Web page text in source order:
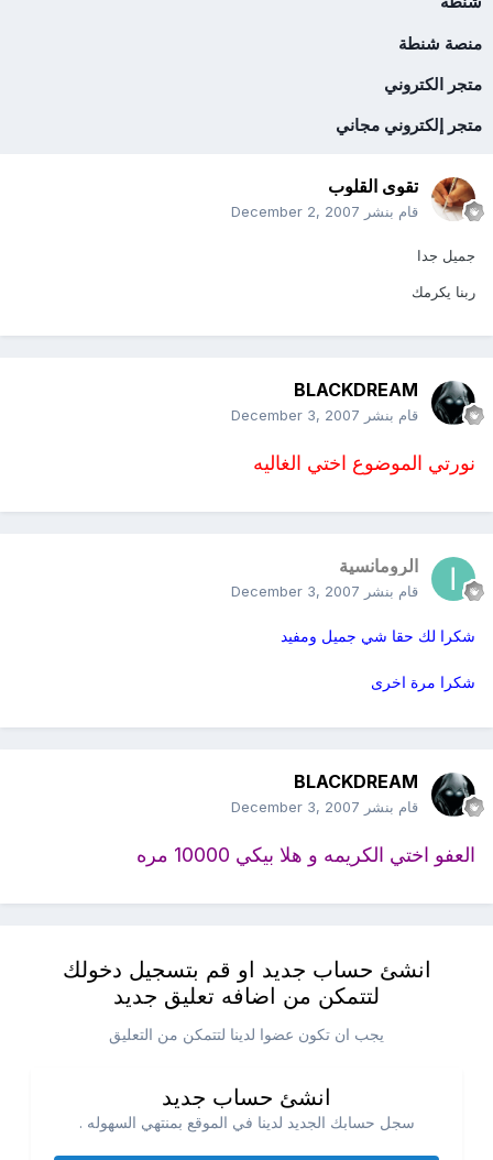
منصة شنطة
متجر الكتروني
متجر إلكتروني مجاني
تقوى القلوب
قام بنشر December 2, 2007
جميل جدا
ربنا يكرمك
BLACKDREAM
قام بنشر December 3, 2007
نورتي الموضوع اختي الغاليه
الرومانسية
قام بنشر December 3, 2007
شكرا لك حقا شي جميل ومفيد
شكرا مرة اخرى
BLACKDREAM
قام بنشر December 3, 2007
العفو اختي الكريمه و هلا بيكي 10000 مره
انشئ حساب جديد او قم بتسجيل دخولك
لتتمكن من اضافه تعليق جديد
يجب ان تكون عضوا لدينا لتتمكن من التعليق
انشئ حساب جديد
سجل حسابك الجديد لدينا في الموقع بمنتهي السهوله .